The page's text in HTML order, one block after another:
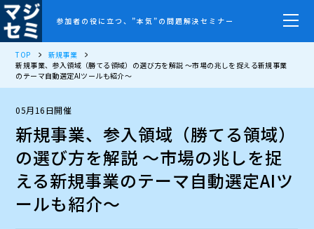
参加者の役に立つ、”本気”の問題解決セミナー
TOP
新規事業
新規事業、参入領域（勝てる領域）の選び方を解説 ～市場の兆しを捉える新規事業
のテーマ自動選定AIツールも紹介～
05月16日開催
新規事業、参入領域（勝てる領域）
の選び方を解説 ～市場の兆しを捉
える新規事業のテーマ自動選定AIツ
ールも紹介～